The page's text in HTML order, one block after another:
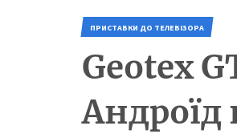
ПРИСТАВКИ ДО ТЕЛЕВІЗОРА
Geotex
Андроїд